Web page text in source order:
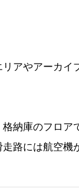
アやアーカイ
納庫のフロア
路には航空機